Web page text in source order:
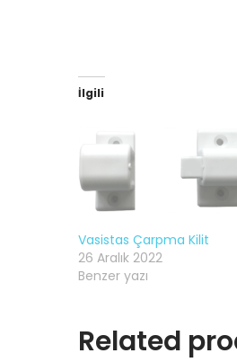
İlgili
Vasistas Çarpma Kilit
26 Aralık 2022
Benzer yazı
Related